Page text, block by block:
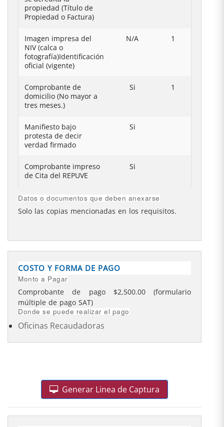
propiedad (Título de
Propiedad o Factura)
Imagen impresa del
NIV (calca o
fotografía)Identificación
oficial (vigente)
N/A 1
Comprobante de
domicilio (No mayor a
tres meses.)
Si 1
Manifiesto bajo
protesta de decir
verdad firmado
Si
Comprobante impreso
de Cita del REPUVE
Si
Datos o documentos que deben anexarse
Solo las copias mencionadas en los requisitos.
COSTO Y FORMA DE PAGO
Monto a Pagar
Comprobante de pago $2,500.00 (formulario
múltiple de pago SAT)
Donde se puede realizar el pago
Oficinas Recaudadoras
Generar Linea de Captura